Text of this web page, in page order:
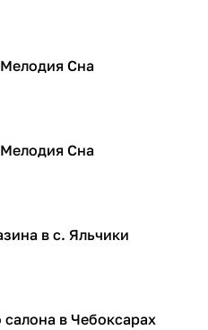
Сна
Сна
в с. Яльчики
в Чебоксарах